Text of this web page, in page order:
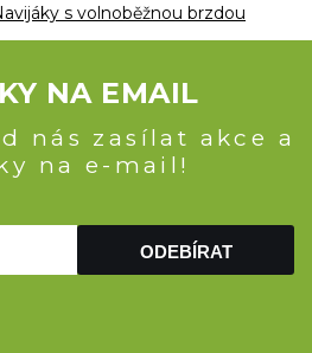
s volnoběžnou brzdou
NA EMAIL
nás zasílat akce a
na e-mail!
ODEBÍRAT